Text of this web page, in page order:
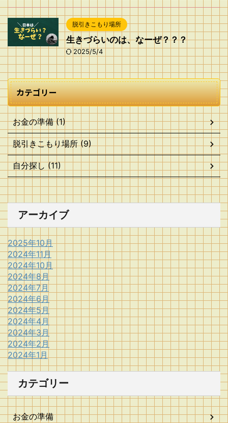
脱引きこもり場所
生きづらいのは、なーぜ？？？
2025/5/4
カテゴリー
お金の準備 (1)
脱引きこもり場所 (9)
自分探し (11)
アーカイブ
2025年10月
2024年11月
2024年10月
2024年8月
2024年7月
2024年6月
2024年5月
2024年4月
2024年3月
2024年2月
2024年1月
カテゴリー
お金の準備